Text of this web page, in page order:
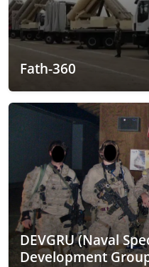
Fath-360
DEVGRU (Naval
Development